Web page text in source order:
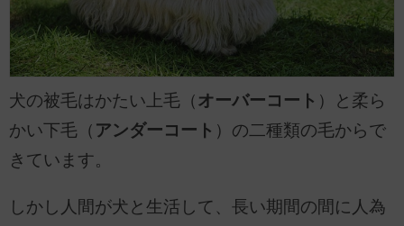
犬の被毛はかたい上毛（オーバーコート ）と柔ら
かい下毛（ アンダーコート ）の二種類の毛からで
きています。
しかし人間が犬と生活して、長い期間の間に人為